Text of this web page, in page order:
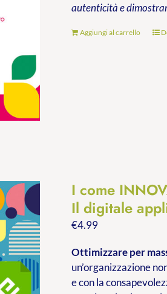
autenticità e
Aggiungi al carrello
I come
Il digitale
€4.99
Ottimizzare per
un’organizzazione
e con la